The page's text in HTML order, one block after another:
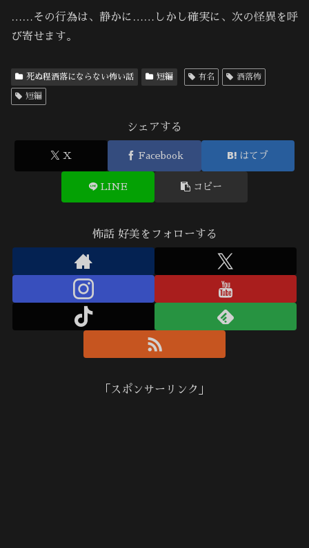
……その行為は、静かに……しかし確実に、次の怪異を呼
び寄せます。
死ぬ程洒落にならない怖い話 短編 有名 洒落怖
短編
シェアする
X Facebook はてブ
LINE コピー
怖話 好美をフォローする
「スポンサーリンク」